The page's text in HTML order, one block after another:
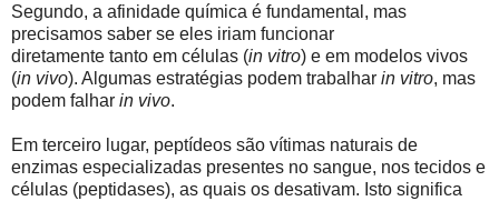
Segundo, a afinidade química é fundamental, mas
precisamos saber se eles iriam funcionar
diretamente tanto em células (in vitro) e em modelos vivos
(in vivo). Algumas estratégias podem trabalhar in vitro, mas
podem falhar in vivo.
Em terceiro lugar, peptídeos são vítimas naturais de
enzimas especializadas presentes no sangue, nos tecidos e
células (peptidases), as quais os desativam. Isto significa